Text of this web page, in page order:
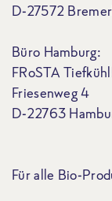
D-27572
Büro Hamburg:
FRoSTA
Friesenweg 4
D-22763
Für alle Bio-